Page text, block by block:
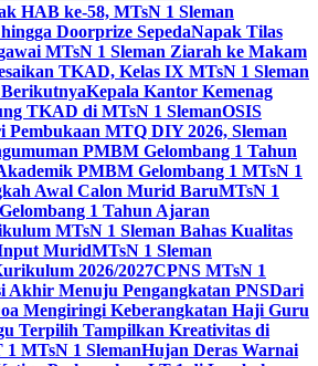
HAB ke-58, MTsN 1 Sleman
Doorprize SepedaNapak Tilas
MTsN 1 Sleman Ziarah ke Makam
TKAD, Kelas IX MTsN 1 Sleman
Kepala Kantor Kemenag
TKAD di MTsN 1 SlemanOSIS
Pembukaan MTQ DIY 2026, Sleman
PMBM Gelombang 1 Tahun
PMBM Gelombang 1 MTsN 1
Awal Calon Murid BaruMTsN 1
1 Tahun Ajaran
MTsN 1 Sleman Bahas Kualitas
MuridMTsN 1 Sleman
2026/2027CPNS MTsN 1
Akhir Menuju Pengangkatan PNSDari
Mengiringi Keberangkatan Haji Guru
Terpilih Tampilkan Kreativitas di
1 MTsN 1 SlemanHujan Deras Warnai